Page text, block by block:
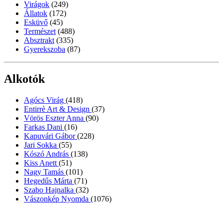
Virágok (249)
Állatok (172)
Esküvő (45)
Természet (488)
Absztrakt (335)
Gyerekszoba (87)
Alkotók
Agócs Virág (418)
Entirrè Art & Design (37)
Vörös Eszter Anna (90)
Farkas Dani (16)
Kapuvári Gábor(228)
Jari Sokka (55)
Kószó András (138)
Kiss Anett (51)
Nagy Tamás (101)
Hegedűs Márta (71)
Szabo Hajnalka (32)
Vászonkép Nyomda (1076)